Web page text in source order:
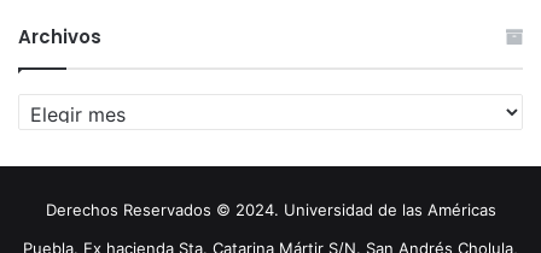
Archivos
Archivos
Derechos Reservados © 2024. Universidad de las Américas
Puebla. Ex hacienda Sta. Catarina Mártir S/N. San Andrés Cholula,